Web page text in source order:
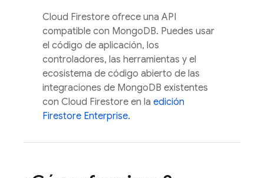
Cloud Firestore ofrece una API
compatible con MongoDB. Puedes usar
el código de aplicación, los
controladores, las herramientas y el
ecosistema de código abierto de las
integraciones de MongoDB existentes
con Cloud Firestore en la edición
Firestore Enterprise.